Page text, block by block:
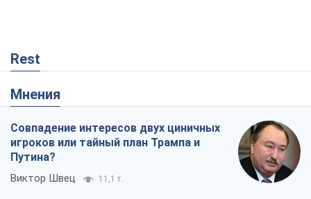
Rest
Мнения
Совпадение интересов двух циничных
игроков или тайный план Трампа и
Путина?
Виктор Швец 11,1 т.